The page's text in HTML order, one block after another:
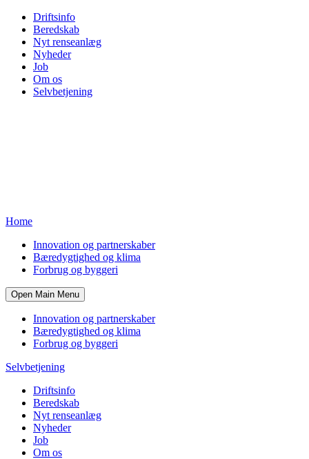
Driftsinfo
Beredskab
Nyt renseanlæg
Nyheder
Job
Om os
Selvbetjening
Home
Innovation og partnerskaber
Bæredygtighed og klima
Forbrug og byggeri
Open Main Menu
Innovation og partnerskaber
Bæredygtighed og klima
Forbrug og byggeri
Selvbetjening
Driftsinfo
Beredskab
Nyt renseanlæg
Nyheder
Job
Om os